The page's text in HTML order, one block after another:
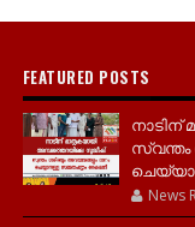
FEATURED POSTS
സ്വന്തം
News